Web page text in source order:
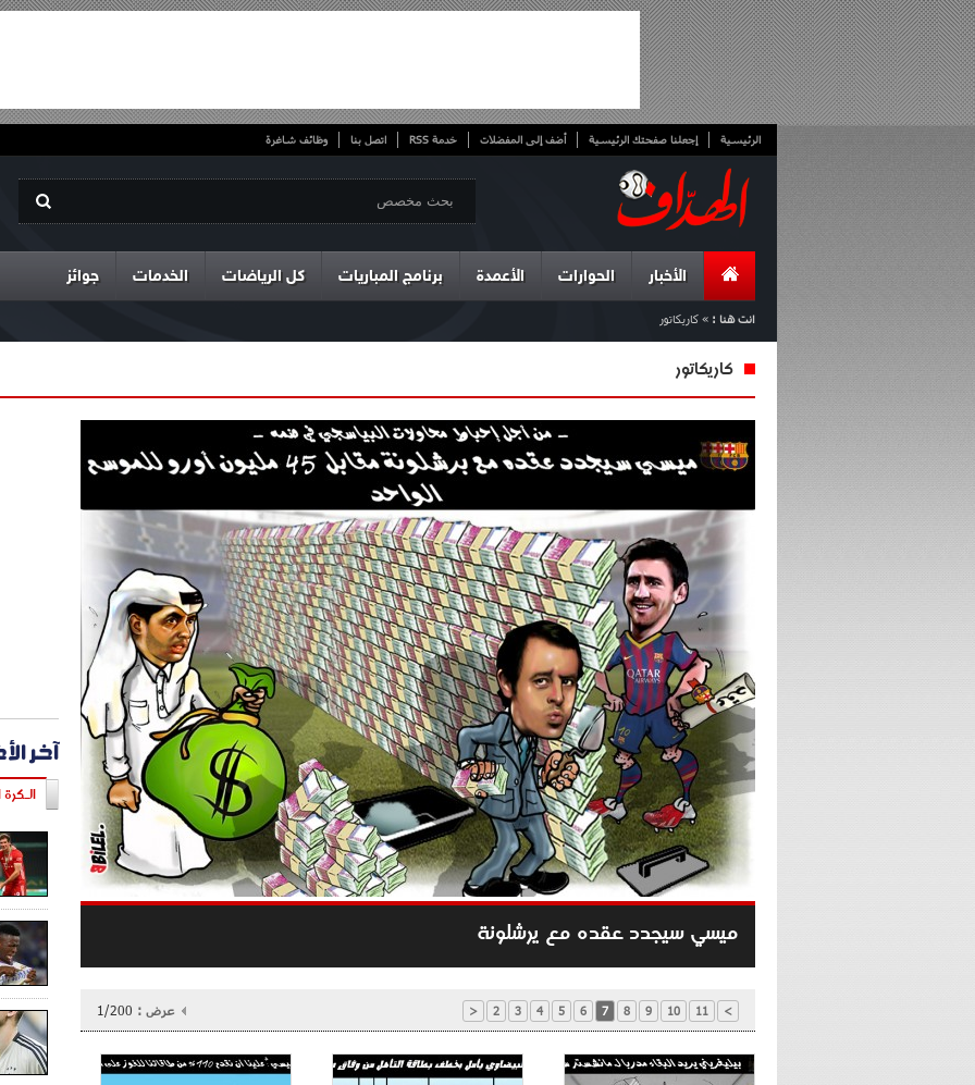
الرئيسية إجعلنا صفحتك الرئيسية أضف إلى المفضلات خدمة RSS اتصل بنا وظائف شاغرة
الأخبار الحوارات الأعمدة برنامج المباريات كل الرياضات الخدمات جوائز
انت هنا : » كاريكاتور
كاريكاتور
ميسي سيجدد عقده مع يرشلونة
< 2 3 4 5 6 7 8 9 10 11 > عرض : 1/200
آخر
الـكرة